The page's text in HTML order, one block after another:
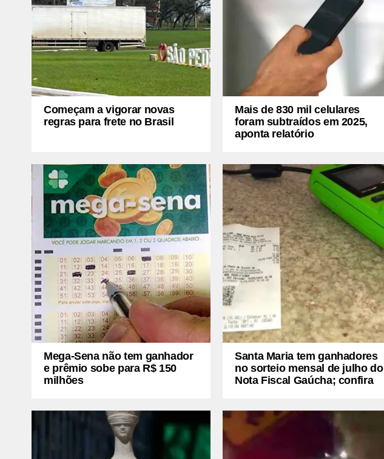
Começam a vigorar novas
regras para frete no Brasil
Mais de 830 mil celulares
foram subtraídos em 2025,
aponta relatório
Mega-Sena não tem ganhador
e prêmio sobe para R$ 150
milhões
Santa Maria tem ganhadores
no sorteio mensal de julho do
Nota Fiscal Gaúcha; confira